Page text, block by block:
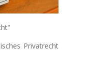
Privatrecht